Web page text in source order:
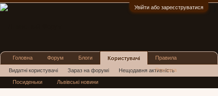
Увійти або зареєструватися
Головна Форум Блоги Користувачі
Видатні користувачі Зараз на форумі Нещодавня активність
Нові повідомлення профілю
Правила
Реклама
Посиденьки Львівські новини